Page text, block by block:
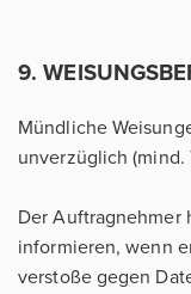
9.
Mündliche
unverzüglich (mind.
Der Auftragnehmer
informieren, wenn
verstoße gegen